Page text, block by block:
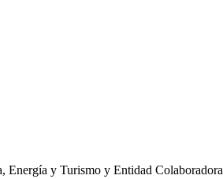
Energía y Turismo y Entidad Colaboradora